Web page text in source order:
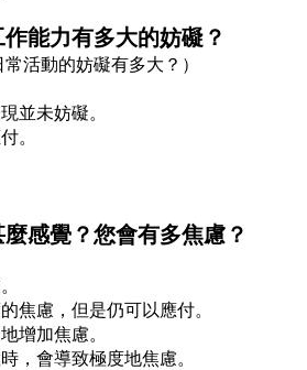
能力有多大的妨礙？
活動的妨礙有多大？）
並未妨礙。
。
感覺？您會有多焦慮？
焦慮，但是仍可以應付。
增加焦慮。
，會導致極度地焦慮。